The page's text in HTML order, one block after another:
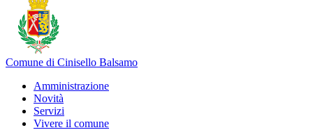
Comune di Cinisello Balsamo
Amministrazione
Novità
Servizi
Vivere il comune